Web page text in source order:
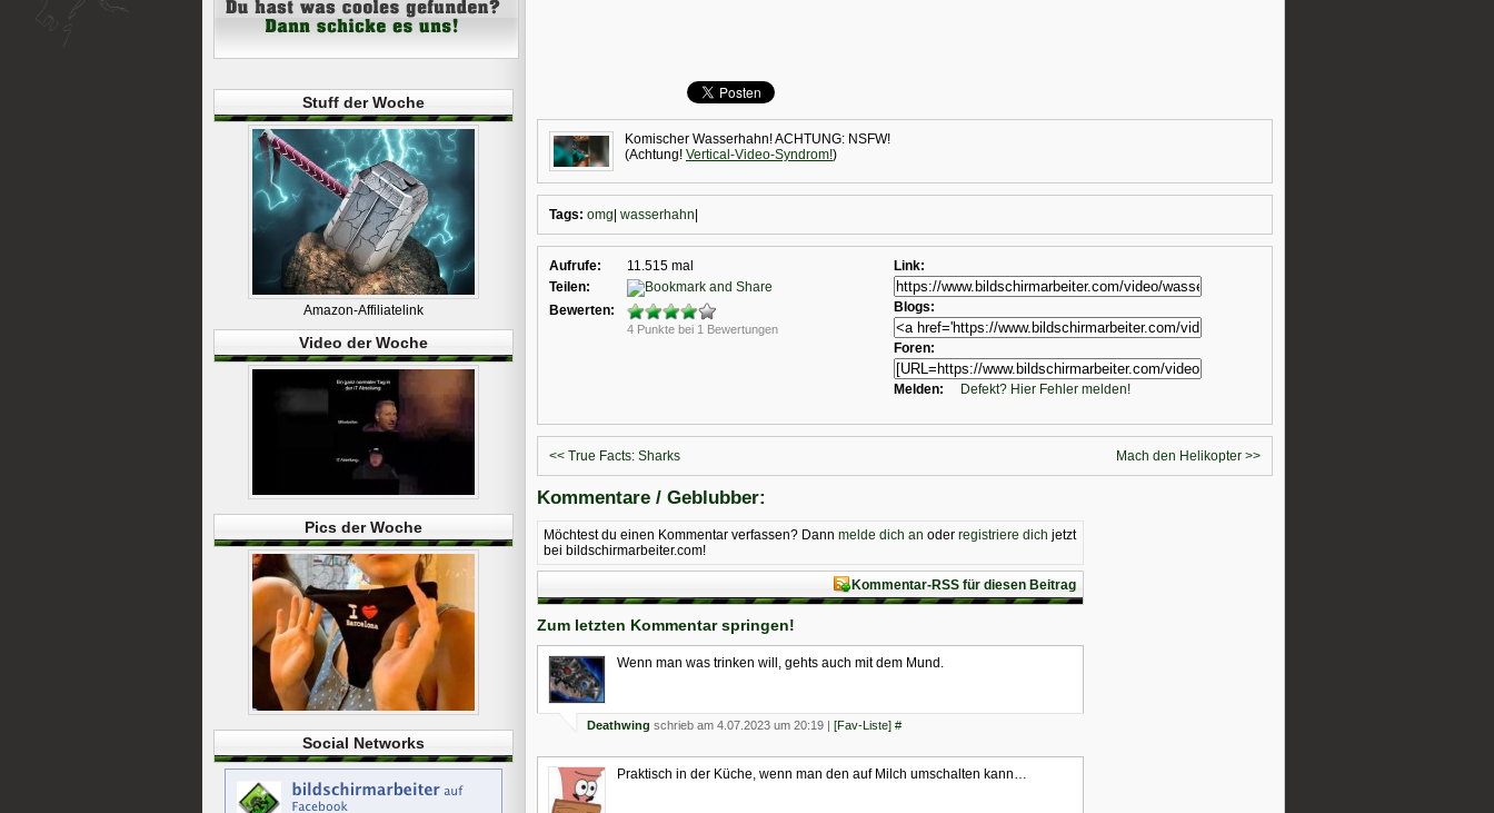
Komischer Wasserhahn! ACHTUNG: NSFW!
(Achtung! Vertical-Video-Syndrom!)
Tags: omg wasserhahn
Aufrufe:
11.515 mal
Teilen:
Bewerten:
4 Punkte bei 1 Bewertungen
Link:
Blogs:
Foren:
Melden: Defekt? Hier Fehler melden!
<< True Facts: Sharks Mach den Helikopter >>
Kommentare / Geblubber:
Möchtest du einen Kommentar verfassen? Dann melde dich an oder registriere dich jetzt
bei bildschirmarbeiter.com!
Kommentar-RSS für diesen Beitrag
Zum letzten Kommentar springen!
Wenn man was trinken will, gehts auch mit dem Mund.
Deathwing schrieb am 4.07.2023 um 20:19 | [Fav-Liste] #
Praktisch in der Küche, wenn man den auf Milch umschalten kann…
Stuff der Woche
Amazon-Affiliatelink
Video der Woche
Pics der Woche
Social Networks